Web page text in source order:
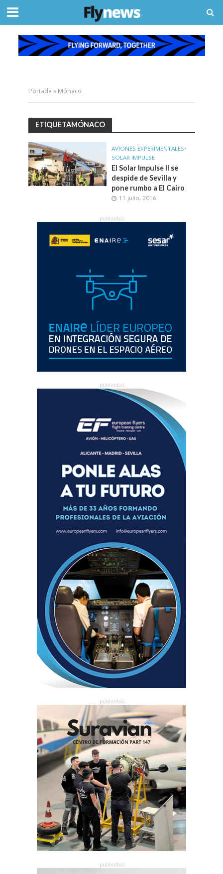
Portada » Mónaco
ETIQUETAMÓNACO
AVIONES EXPERIMENTALES•
SOLAR IMPULSE
El Solar Impulse II se
despide de Sevilla y
pone rumbo a El Cairo
11 julio, 2016